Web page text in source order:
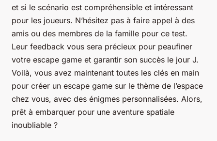
et si le scénario est compréhensible et intéressant
pour les joueurs. N’hésitez pas à faire appel à des
amis ou des membres de la famille pour ce test.
Leur feedback vous sera précieux pour peaufiner
votre escape game et garantir son succès le jour J.
Voilà, vous avez maintenant toutes les clés en main
pour créer un escape game sur le thème de l’espace
chez vous, avec des énigmes personnalisées. Alors,
prêt à embarquer pour une aventure spatiale
inoubliable ?